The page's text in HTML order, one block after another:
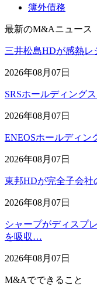
簿外債務
最新のM&Aニュース
三井松島HDが感熱
2026年08月07日
SRSホールディング
2026年08月07日
ENEOSホールディン
2026年08月07日
東邦HDが完全子会社
2026年08月07日
シャープがディスプ
を吸収…
2026年08月07日
M&Aでできること